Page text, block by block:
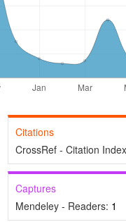
Citations
CrossRef - Citation
Captures
Mendeley - Readers: 1